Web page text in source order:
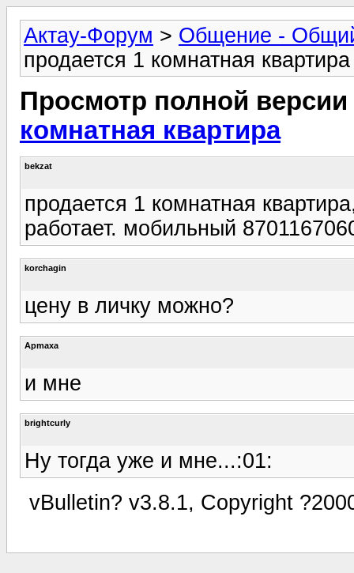
Актау-Форум > Общение -
продается 1 комнатная квартира
Просмотр полной
комнатная квартира
bekzat
продается 1 комнатная
работает. мобильный
korchagin
цену в личку можно?
Apmaxa
и мне
brightcurly
Ну тогда уже и мне...:01:
vBulletin? v3.8.1, Copyright